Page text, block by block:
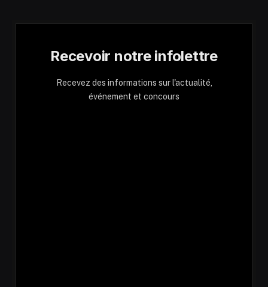
Recevoir notre infolettre
Recevez des informations sur l'actualité,
événement et concours